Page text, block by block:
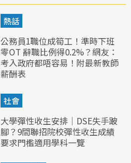
熱話
公務員1職位成筍工！準時下班
零OT 辭職比例得0.2%？網友：
考入政府都唔容易！附最新教師
薪酬表
社會
大學彈性收生安排｜DSE失手跛
腳？9間聯招院校彈性收生成績
要求門檻適用學科一覽